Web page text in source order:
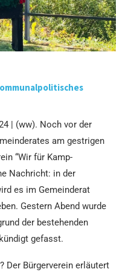
| (ww). Noch vor der
am gestrigen
“Wir für Kamp-
Nachricht: in der
es im Gemeinderat
Gestern Abend wurde
der bestehenden
gefasst.
Der Bürgerverein erläutert